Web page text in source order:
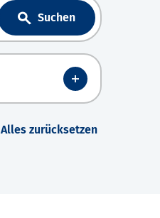
Suchen
Alles zurücksetzen